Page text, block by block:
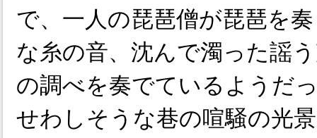
で、一人の琵琶僧が琵琶を
な糸の音、沈んで濁った謡
の調べを奏でているようだ
せわしそうな巷の喧騒の光